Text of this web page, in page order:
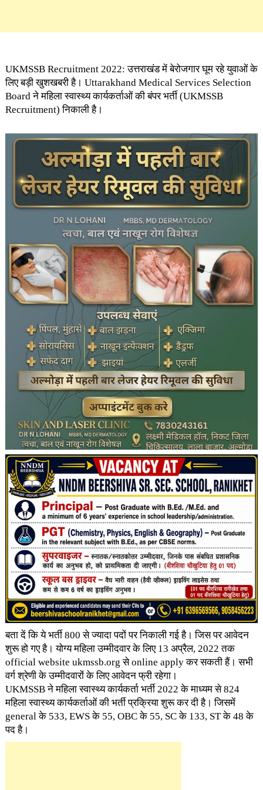
UKMSSB Recruitment 2022: उत्तराखंड में बेरोजगार घूम रहे युवाओं के
लिए बड़ी खुशखबरी है। Uttarakhand Medical Services Selection
Board ने महिला स्वास्थ्य कार्यकर्ताओं की बंपर भर्ती (UKMSSB
Recruitment) निकाली है।
बता दें कि ये भर्ती 800 से ज्यादा पदों पर निकाली गई है। जिस पर आवेदन
शुरू हो गए है। योग्य महिला उम्मीदवार के लिए 13 अप्रैल, 2022 तक
official website ukmssb.org से online apply कर सकती हैं। सभी
वर्ग श्रेणी के उम्मीदवारों के लिए आवेदन फ्री रहेगा।
UKMSSB ने महिला स्वास्थ्य कार्यकर्ता भर्ती 2022 के माध्यम से 824
महिला स्वास्थ्य कार्यकर्ताओं की भर्ती प्रक्रिया शुरू कर दी है। जिसमें
general के 533, EWS के 55, OBC के 55, SC के 133, ST के 48 के
पद है।